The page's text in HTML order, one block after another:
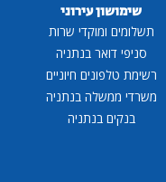
שימושון עירוני
תשלומים ומוקדי שרות
סניפי דואר בנתניה
רשימת טלפונים חיוניים
משרדי ממשלה בנתניה
בנקים בנתניה